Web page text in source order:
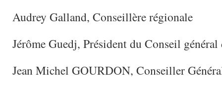
Audrey Galland, Conseillère régionale
Jérôme Guedj, Président du Conseil général
Jean Michel GOURDON, Conseiller